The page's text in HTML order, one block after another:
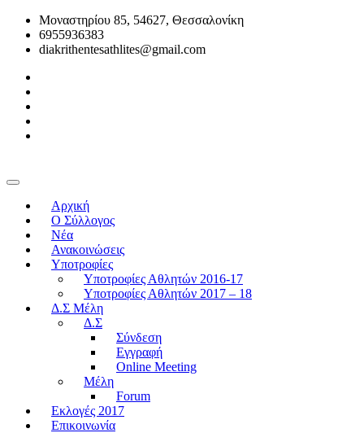
Μοναστηρίου 85, 54627, Θεσσαλονίκη
6955936383
diakrithentesathlites@gmail.com
Αρχική
O Σύλλογος
Νέα
Ανακοινώσεις
Υποτροφίες
Υποτροφίες Αθλητών 2016-17
Υποτροφίες Αθλητών 2017 – 18
Δ.Σ Μέλη
Δ.Σ
Σύνδεση
Εγγραφή
Online Meeting
Μέλη
Forum
Εκλογές 2017
Επικοινωνία